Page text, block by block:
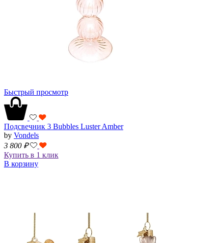
Быстрый просмотр
Подсвечник 3 Bubbles Luster Amber
by Vondels
3 800 ₽
Купить в 1 клик
В корзину